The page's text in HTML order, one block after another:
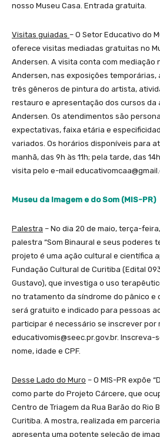
nosso Museu Casa. Entrada gratuita.
Visitas guiadas – O Setor Educativo do
oferece visitas mediadas gratuitas no
Andersen. A visita conta com mediação
Andersen, nas exposições temporárias,
três gêneros de pintura do artista,
restauro e apresentação dos cursos da
Andersen. Os atendimentos são
expectativas, faixa etária e
variados. Os horários disponíveis para
manhã, das 9h às 11h; pela tarde, das
visita pelo e-mail
Museu da Imagem e do Som (MIS-PR)
Palestra – No dia 20 de maio, terça-
palestra “Som Binaural e seus poderes
projeto é uma ação cultural e científica
Fundação Cultural de Curitiba (Edital
Gustavo), que investiga o uso
no tratamento da síndrome do pânico e
será gratuito e indicado para pessoas
participar é necessário se inscrever por
educativomis@seec.pr.gov.br. Inscreva-
nome, idade e CPF.
Desse Lado do Muro – O MIS-PR expõe
como parte do Projeto Cárcere, que
Centro de Triagem da Rua Barão do Rio
Curitiba. A mostra, realizada em
apresenta uma potente seleção de